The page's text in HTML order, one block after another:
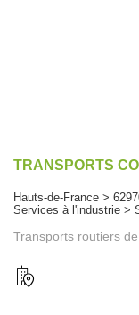
TRANSPORTS
Hauts-de-France >
Services à l'industrie >
Transports routiers